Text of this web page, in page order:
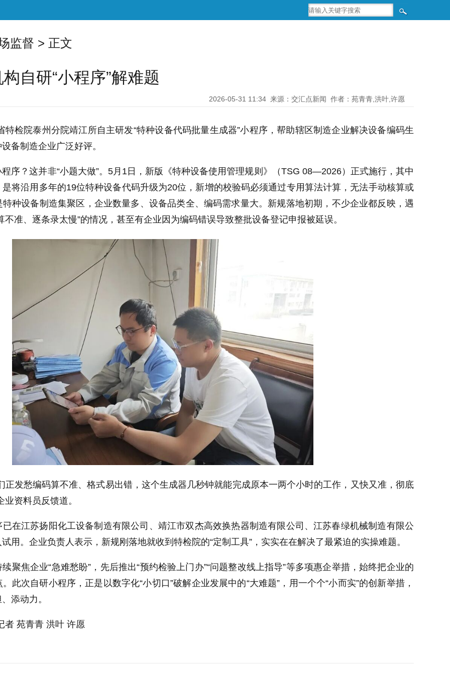
监督 > 正文
自研“小程序”解难题
2026-05-31 11:34 来源：交汇点新闻 作者：苑青青,洪叶,许愿
特检院泰州分院靖江所自主研发“特种设备代码批量生成器”小程序，帮助辖区制造企业解决设备编码生
备制造企业广泛好评。
序？这并非“小题大做”。5月1日，新版《特种设备使用管理规则》（TSG 08—2026）正式施行，其中
将沿用多年的19位特种设备代码升级为20位，新增的校验码必须通过专用算法计算，无法手动核算或
种设备制造集聚区，企业数量多、设备品类全、编码需求量大。新规落地初期，不少企业都反映，遇
不准、逐条录太慢”的情况，甚至有企业因为编码错误导致整批设备登记申报被延误。
正发愁编码算不准、格式易出错，这个生成器几秒钟就能完成原本一两个小时的工作，又快又准，彻底
资料员反馈道。
已在江苏扬阳化工设备制造有限公司、靖江市双杰高效换热器制造有限公司、江苏春绿机械制造有限公
用。企业负责人表示，新规刚落地就收到特检院的“定制工具”，实实在在解决了最紧迫的实操难题。
聚焦企业“急难愁盼”，先后推出“预约检验上门办”“问题整改线上指导”等多项惠企举措，始终把企业的
此次自研小程序，正是以数字化“小切口”破解企业发展中的“大难题”，用一个个“小而实”的创新举措，
添动力。
者 苑青青 洪叶 许愿